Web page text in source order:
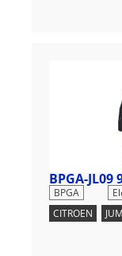
BPGA-JL09
BPGA
CITROEN